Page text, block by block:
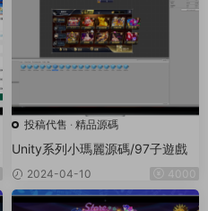
投稿代售 · 精品源碼
Unity系列小瑪麗源碼/97子遊戲
2024-04-10 4000